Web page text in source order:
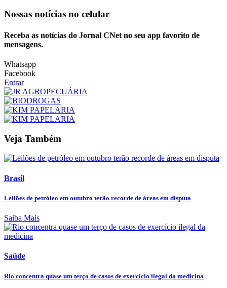
Nossas notícias no celular
Receba as notícias do Jornal CNet no seu app favorito de
mensagens.
Whatsapp
Facebook
Entrar
Veja Também
Brasil
Leilões de petróleo em outubro terão recorde de áreas em disputa
Saiba Mais
Saúde
Rio concentra quase um terço de casos de exercício ilegal da medicina